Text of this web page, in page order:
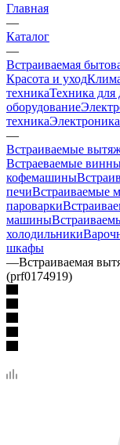
Главная
—
Каталог
—
Встраиваемая
Красота и уход
техникаТехника для
оборудование
техникаЭлектроника
—
Встраиваемые
Встраеваемые
кофемашины
печиВстраиваемые
пароварки
машины
холодильники
шкафы
—Встраиваемая
(prf0174919)